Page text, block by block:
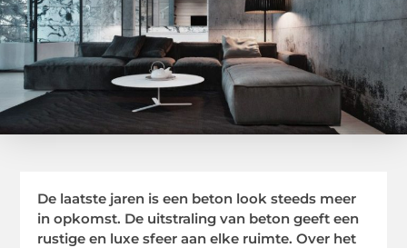
De laatste jaren is een beton look steeds meer
in opkomst. De uitstraling van beton geeft een
rustige en luxe sfeer aan elke ruimte. Over het